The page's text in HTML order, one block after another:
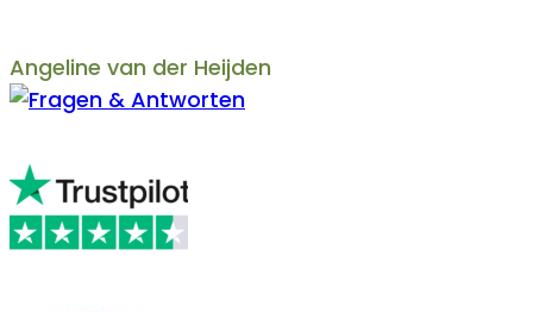
Angeline van der Heijden